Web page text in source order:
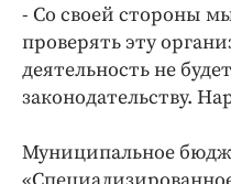
- Со своей стороны
проверять эту
деятельность не
законодательству.
Муниципальное